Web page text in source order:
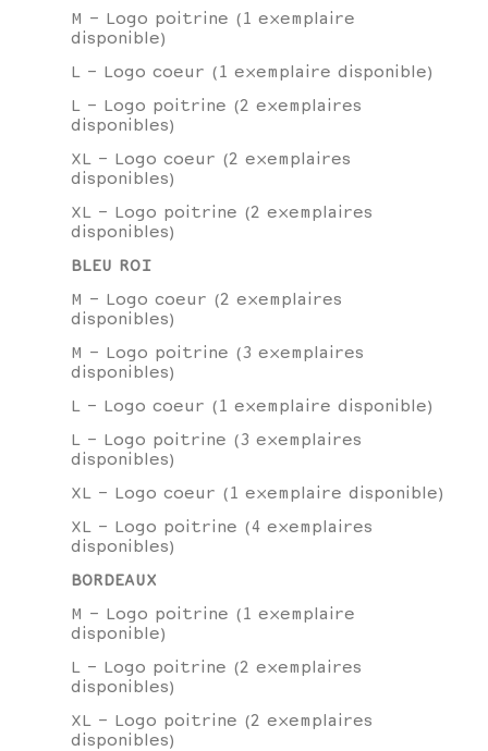
M - Logo poitrine (1 exemplaire
disponible)
L - Logo coeur (1 exemplaire disponible)
L - Logo poitrine (2 exemplaires
disponibles)
XL - Logo coeur (2 exemplaires
disponibles)
XL - Logo poitrine (2 exemplaires
disponibles)
BLEU ROI
M - Logo coeur (2 exemplaires
disponibles)
M - Logo poitrine (3 exemplaires
disponibles)
L - Logo coeur (1 exemplaire disponible)
L - Logo poitrine (3 exemplaires
disponibles)
XL - Logo coeur (1 exemplaire disponible)
XL - Logo poitrine (4 exemplaires
disponibles)
BORDEAUX
M - Logo poitrine (1 exemplaire
disponible)
L - Logo poitrine (2 exemplaires
disponibles)
XL - Logo poitrine (2 exemplaires
disponibles)